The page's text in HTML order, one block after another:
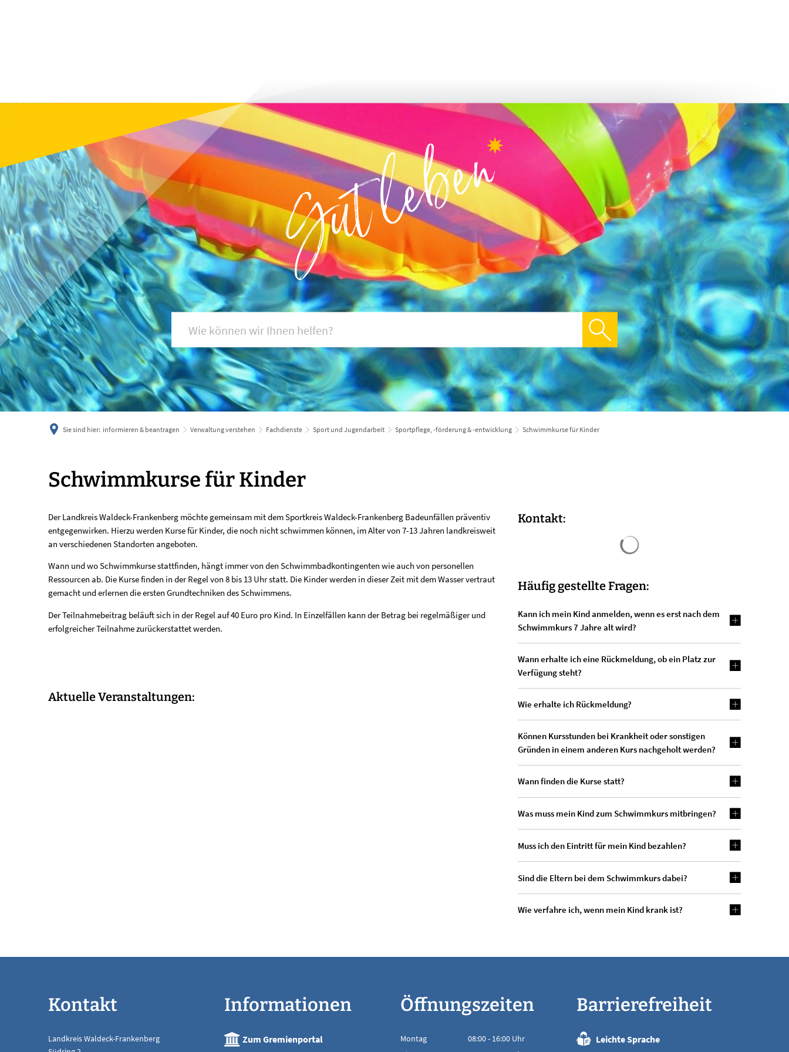
informieren & beantragen aufwachsen & weiterentwickeln leben & genießen
Sie sind hier: informieren & beantragen Verwaltung verstehen Fachdienste Sport und Jugendarbeit Sportpflege, -förderung & -entwicklung Schwimmkurse für Kinder
Schwimmkurse
Kinder
Schwimmkurse für Kinder
Der Landkreis Waldeck-Frankenberg möchte gemeinsam mit dem Sportkreis Waldeck-Frankenberg Badeunfällen präventiv
entgegenwirken. Hierzu werden Kurse für Kinder, die noch nicht schwimmen können, im Alter von 7-13 Jahren landkreisweit
an verschiedenen Standorten angeboten.
Wann und wo Schwimmkurse stattfinden, hängt immer von den Schwimmbadkontingenten wie auch von personellen
Ressourcen ab. Die Kurse finden in der Regel von 8 bis 13 Uhr statt. Die Kinder werden in dieser Zeit mit dem Wasser vertraut
gemacht und erlernen die ersten Grundtechniken des Schwimmens.
Der Teilnahmebeitrag beläuft sich in der Regel auf 40 Euro pro Kind. In Einzelfällen kann der Betrag bei regelmäßiger und
erfolgreicher Teilnahme zurückerstattet werden.
Aktuelle Veranstaltungen:
Kontakt:
Häufig gestellte Fragen:
Kann ich mein Kind anmelden, wenn es erst nach dem
Schwimmkurs 7 Jahre alt wird?
Wann erhalte ich eine Rückmeldung, ob ein Platz zur
Verfügung steht?
Wie erhalte ich Rückmeldung?
Können Kursstunden bei Krankheit oder sonstigen
Gründen in einem anderen Kurs nachgeholt werden?
Wann finden die Kurse statt?
Was muss mein Kind zum Schwimmkurs mitbringen?
Muss ich den Eintritt für mein Kind bezahlen?
Sind die Eltern bei dem Schwimmkurs dabei?
Wie verfahre ich, wenn mein Kind krank ist?
Kontakt
Landkreis Waldeck-Frankenberg
Informationen
Zum Gremienportal
Öffnungszeiten
Montag 08:00- 16:00 Uhr
Barrierefreiheit
Leichte Sprache